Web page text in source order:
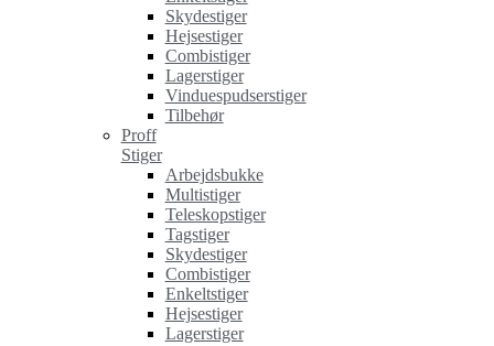
Skydestiger
Hejsestiger
Combistiger
Lagerstiger
Vinduespudserstiger
Tilbehør
Proff
Stiger
Arbejdsbukke
Multistiger
Teleskopstiger
Tagstiger
Skydestiger
Combistiger
Enkeltstiger
Hejsestiger
Lagerstiger